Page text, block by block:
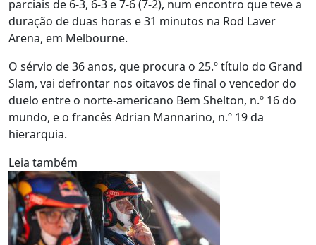
parciais de 6-3, 6-3 e 7-6 (7-2), num encontro que teve a
duração de duas horas e 31 minutos na Rod Laver
Arena, em Melbourne.
O sérvio de 36 anos, que procura o 25.º título do Grand
Slam, vai defrontar nos oitavos de final o vencedor do
duelo entre o norte-americano Bem Shelton, n.º 16 do
mundo, e o francês Adrian Mannarino, n.º 19 da
hierarquia.
Leia também